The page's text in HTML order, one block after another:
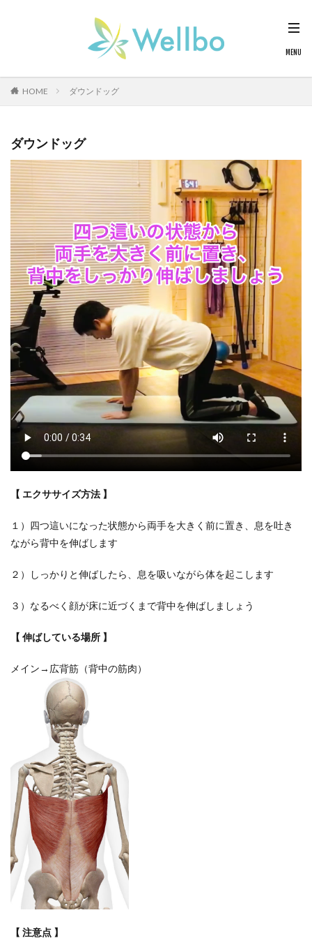
HOME ダウンドッグ
ダウンドッグ
【 エクササイズ方法 】
１）四つ這いになった状態から両手を大きく前に置き、息を吐き
ながら背中を伸ばします
２）しっかりと伸ばしたら、息を吸いながら体を起こします
３）なるべく顔が床に近づくまで背中を伸ばしましょう
【 伸ばしている場所 】
メイン→広背筋（背中の筋肉）
【 注意点 】